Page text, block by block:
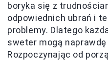
boryka się z
odpowiednich ubrań i
problemy. Dlatego
sweter mogą naprawdę
Rozpoczynając od